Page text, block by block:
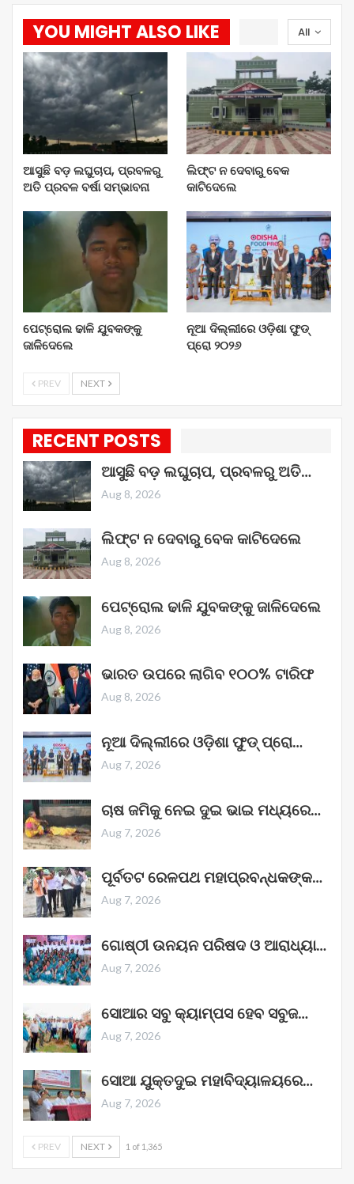
All
YOU MIGHT ALSO LIKE
ଆସୁଛି ବଡ଼ ଲଘୁଚାପ, ପ୍ରବଳରୁ
ଅତି ପ୍ରବଳ ବର୍ଷା ସମ୍ଭାବନା
ଲିଫ୍ଟ ନ ଦେବାରୁ ବେକ
କାଟିଦେଲେ
ପେଟ୍ରୋଲ ଢାଳି ଯୁବକଙ୍କୁ
ଜାଳିଦେଲେ
ନୂଆ ଦିଲ୍ଲୀରେ ଓଡ଼ିଶା ଫୁଡ୍
ପ୍ରୋ ୨୦୨୬
PREV NEXT
RECENT POSTS
ଆସୁଛି ବଡ଼ ଲଘୁଚାପ, ପ୍ରବଳରୁ ଅତି…
Aug 8, 2026
ଲିଫ୍ଟ ନ ଦେବାରୁ ବେକ କାଟିଦେଲେ
Aug 8, 2026
ପେଟ୍ରୋଲ ଢାଳି ଯୁବକଙ୍କୁ ଜାଳିଦେଲେ
Aug 8, 2026
ଭାରତ ଉପରେ ଲାଗିବ ୧୦୦% ଟାରିଫ
Aug 8, 2026
ନୂଆ ଦିଲ୍ଲୀରେ ଓଡ଼ିଶା ଫୁଡ୍ ପ୍ରୋ…
Aug 7, 2026
ଚାଷ ଜମିକୁ ନେଇ ଦୁଇ ଭାଇ ମଧ୍ୟରେ…
Aug 7, 2026
ପୂର୍ବତଟ ରେଳପଥ ମହାପ୍ରବନ୍ଧକଙ୍କ…
Aug 7, 2026
ଗୋଷ୍ଠୀ ଉନୟନ ପରିଷଦ ଓ ଆରାଧ୍ୟା…
Aug 7, 2026
ସୋଆର ସବୁ କ୍ୟାମ୍ପସ ହେବ ସବୁଜ…
Aug 7, 2026
ସୋଆ ଯୁକ୍ତଦୁଇ ମହାବିଦ୍ୟାଳୟରେ…
Aug 7, 2026
PREV NEXT 1 of 1,365